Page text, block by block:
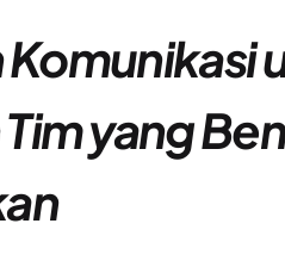
Komunikasi
yang